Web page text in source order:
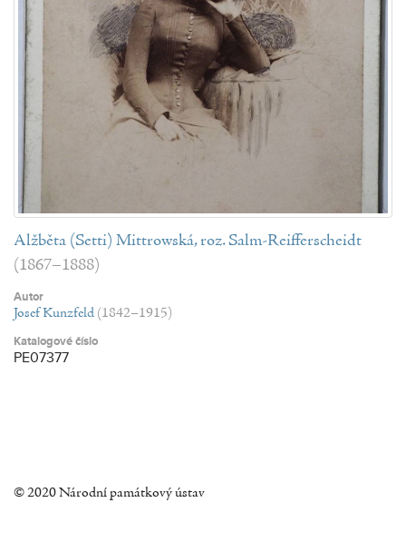
Alžběta (Setti) Mittrowská, roz. Salm-Reifferscheidt
(1867–1888)
Autor
Josef Kunzfeld (1842–1915)
Katalogové číslo
PE07377
© 2020 Národní památkový ústav